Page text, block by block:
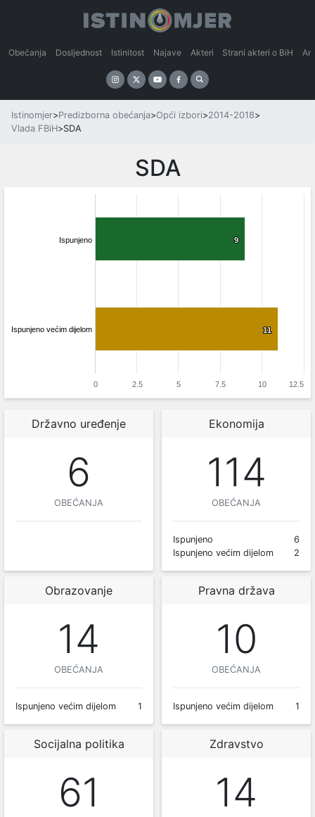
Obećanja Dosljednost Istinitost Najave Akteri Strani akteri o BiH
Istinomjer>Predizborna obećanja>Opći izbori>2014-2018>
Vlada FBiH>SDA
SDA
9
9
11
11
0 10
2.5 5 7.5 12.5
Ispunjeno
Ispunjeno većim dijelom
Državno uređenje
6
OBEĆANJA
Ekonomija
114
OBEĆANJA
Ispunjeno
6
Ispunjeno većim dijelom
2
Obrazovanje
14
OBEĆANJA
Ispunjeno većim dijelom 1
Pravna država
10
OBEĆANJA
Ispunjeno većim dijelom 1
Socijalna politika
61
Zdravstvo
14